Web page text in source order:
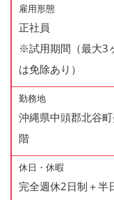
雇用形態
正社員
※試用期間（最大3
は免除あり）
勤務地
沖縄県中頭郡北谷
階
休日・休暇
完全週休2日制＋半